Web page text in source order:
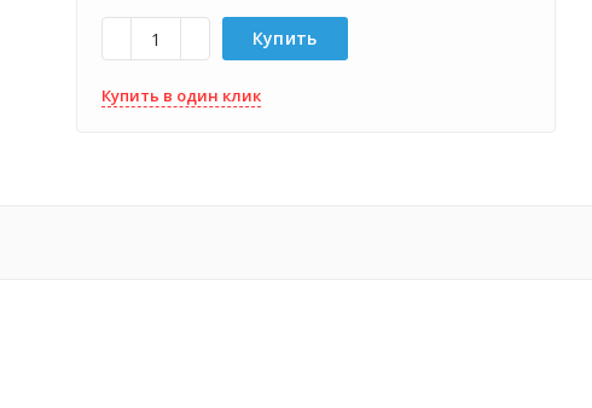
Купить
Купить в один клик